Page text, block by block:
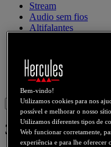
Stream
Audio sem fios
Altifalantes
Altifalantes DJ
Legado
Webcams
Sign in
3D Prophet
Bem-vindo!
Utilizamos cookies para nos
possível e melhorar o nosso sítio
Utilizamos diferentes tipos de
Web funcionar corretamente,
experiência e para lhe oferecer